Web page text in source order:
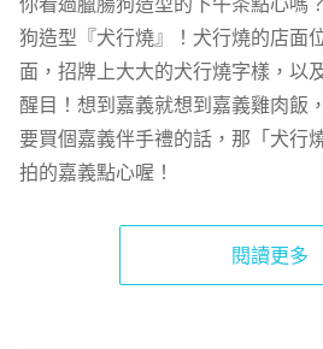
狗造型『犬行燒』！犬行燒的店面
面，招牌上大大的犬行燒字樣，以
醒目！想到嘉義就想到嘉義雞肉飯
要買個嘉義伴手禮的話，那「犬行
拍的嘉義點心喔！
閱讀更多